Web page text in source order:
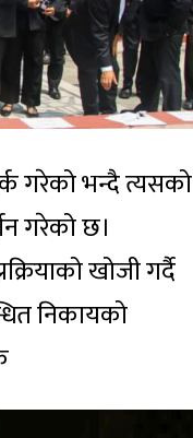
गरेको भन्दै त्यसको
गरेको छ।
खोजी गर्दै
निकायको